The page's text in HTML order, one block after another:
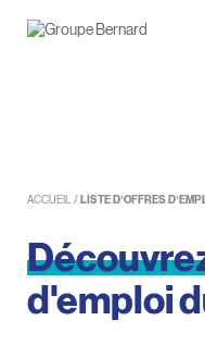
ACCUEIL / LISTE D’OFFRES
d'emploi